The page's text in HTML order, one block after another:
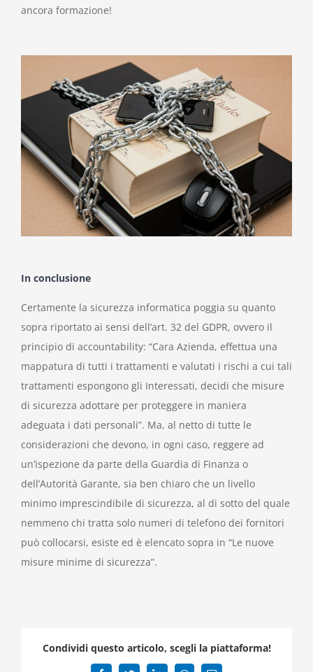
ancora formazione!
In conclusione
Certamente la sicurezza informatica poggia su quanto
sopra riportato ai sensi dell’art. 32 del GDPR, ovvero il
principio di accountability: “Cara Azienda, effettua una
mappatura di tutti i trattamenti e valutati i rischi a cui tali
trattamenti espongono gli Interessati, decidi che misure
di sicurezza adottare per proteggere in maniera
adeguata i dati personali”. Ma, al netto di tutte le
considerazioni che devono, in ogni caso, reggere ad
un’ispezione da parte della Guardia di Finanza o
dell’Autorità Garante, sia ben chiaro che un livello
minimo imprescindibile di sicurezza, al di sotto del quale
nemmeno chi tratta solo numeri di telefono dei fornitori
può collocarsi, esiste ed è elencato sopra in “Le nuove
misure minime di sicurezza”.
Condividi questo articolo, scegli la piattaforma!